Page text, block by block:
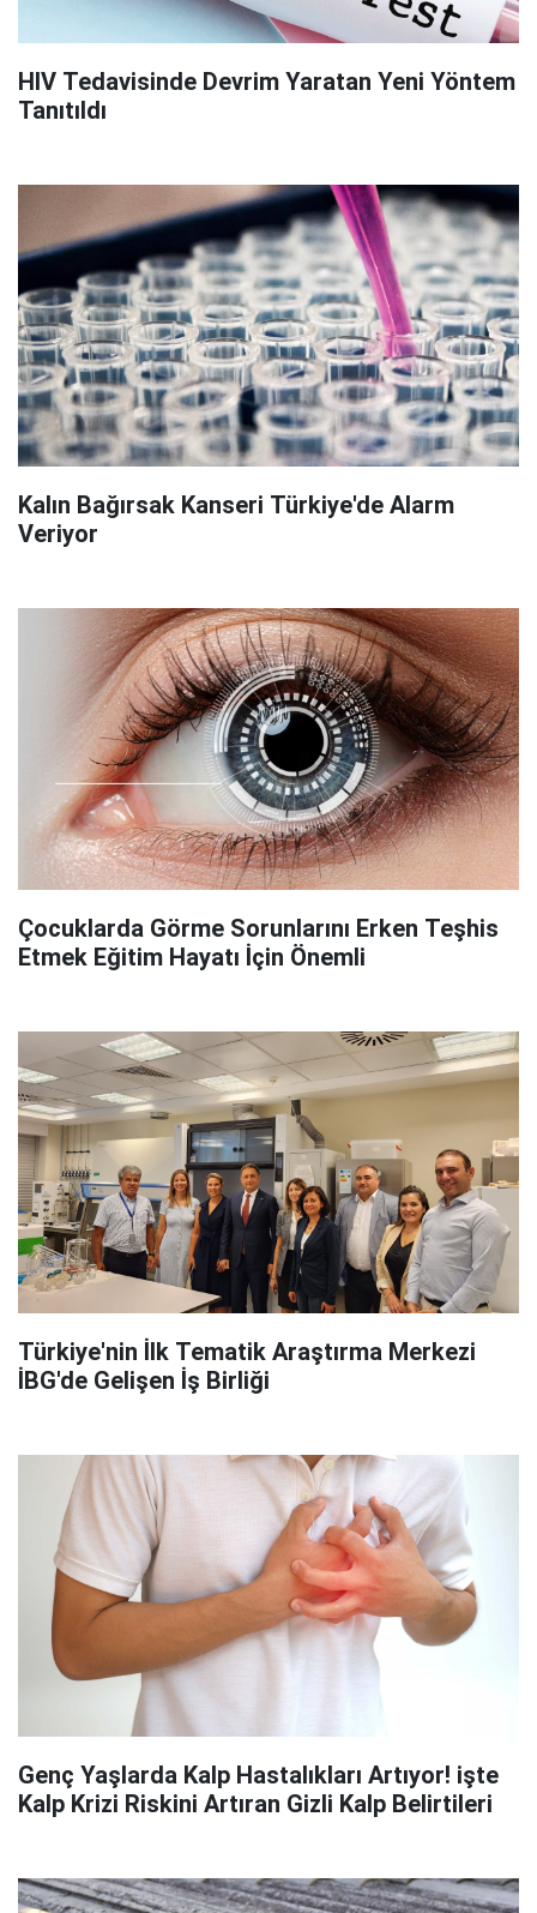
HIV Tedavisinde Devrim Yaratan Yeni Yöntem
Tanıtıldı
Kalın Bağırsak Kanseri Türkiye'de Alarm
Veriyor
Çocuklarda Görme Sorunlarını Erken Teşhis
Etmek Eğitim Hayatı İçin Önemli
Türkiye'nin İlk Tematik Araştırma Merkezi
İBG'de Gelişen İş Birliği
Genç Yaşlarda Kalp Hastalıkları Artıyor! işte
Kalp Krizi Riskini Artıran Gizli Kalp Belirtileri